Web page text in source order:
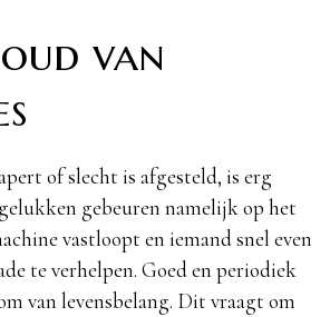
van
of slecht is afgesteld, is erg
gebeuren namelijk op het
vastloopt en iemand snel even
te verhelpen. Goed en periodiek
van levensbelang. Dit vraagt om